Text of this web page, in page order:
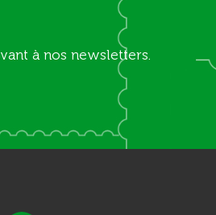
à nos newsletters.